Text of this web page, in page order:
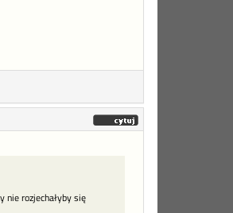
nie rozjechałyby się